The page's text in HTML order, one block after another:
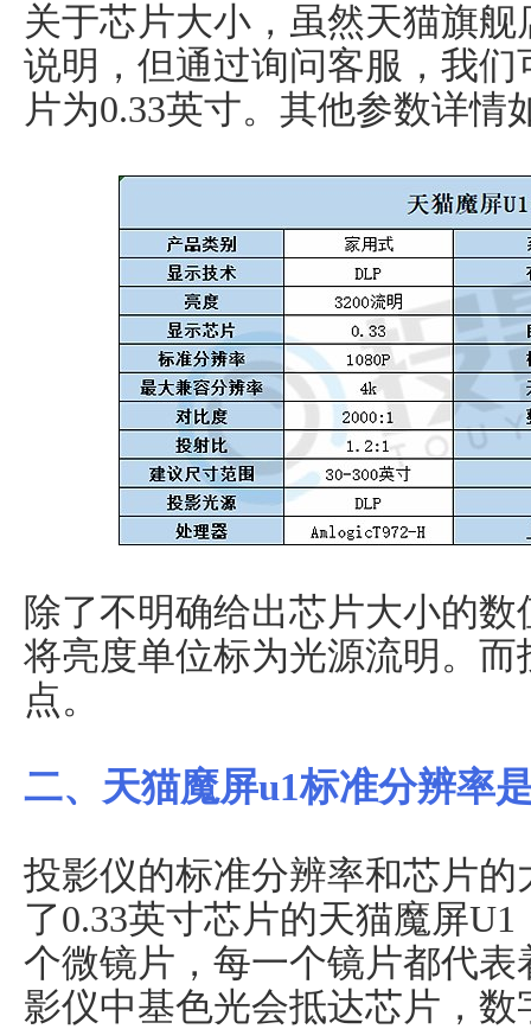
关于芯片大小，虽然天猫旗
说明，但通过询问客服，我
片为0.33英寸。其他参数详情
除了不明确给出芯片大小的
将亮度单位标为光源流明。
点。
二、天猫魔屏u1标准分辨率
投影仪的标准分辨率和芯片
了0.33英寸芯片的天猫魔屏
个微镜片，每一个镜片都代
影仪中基色光会抵达芯片，